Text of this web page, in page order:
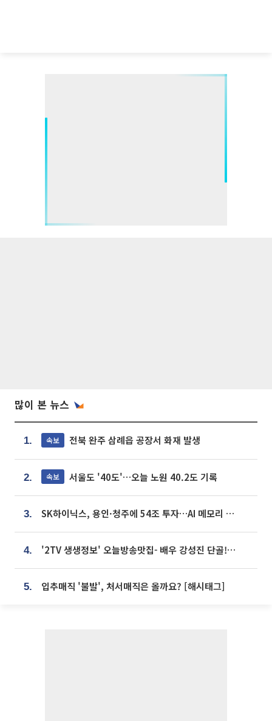
많이 본 뉴스
1. 속보 전북 완주 삼례읍 공장서 화재 발생
2. 속보 서울도 '40도'…오늘 노원 40.2도 기록
3. SK하이닉스, 용인·청주에 54조 투자…AI 메모리 생산기지 키운다
4. '2TV 생생정보' 오늘방송맛집- 배우 강성진 단골! 쌀국수ㆍ푸팟퐁 커리 맛집 '블○○○'
5. 입추매직 '불발', 처서매직은 올까요? [해시태그]